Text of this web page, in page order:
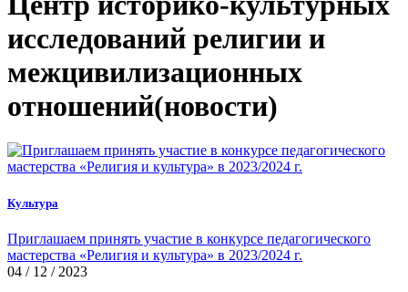
исследований религии и
межцивилизационных
отношений(новости)
Культура
Приглашаем принять участие в конкурсе педагогического
мастерства «Религия и культура» в 2023/2024 г.
04 / 12 / 2023